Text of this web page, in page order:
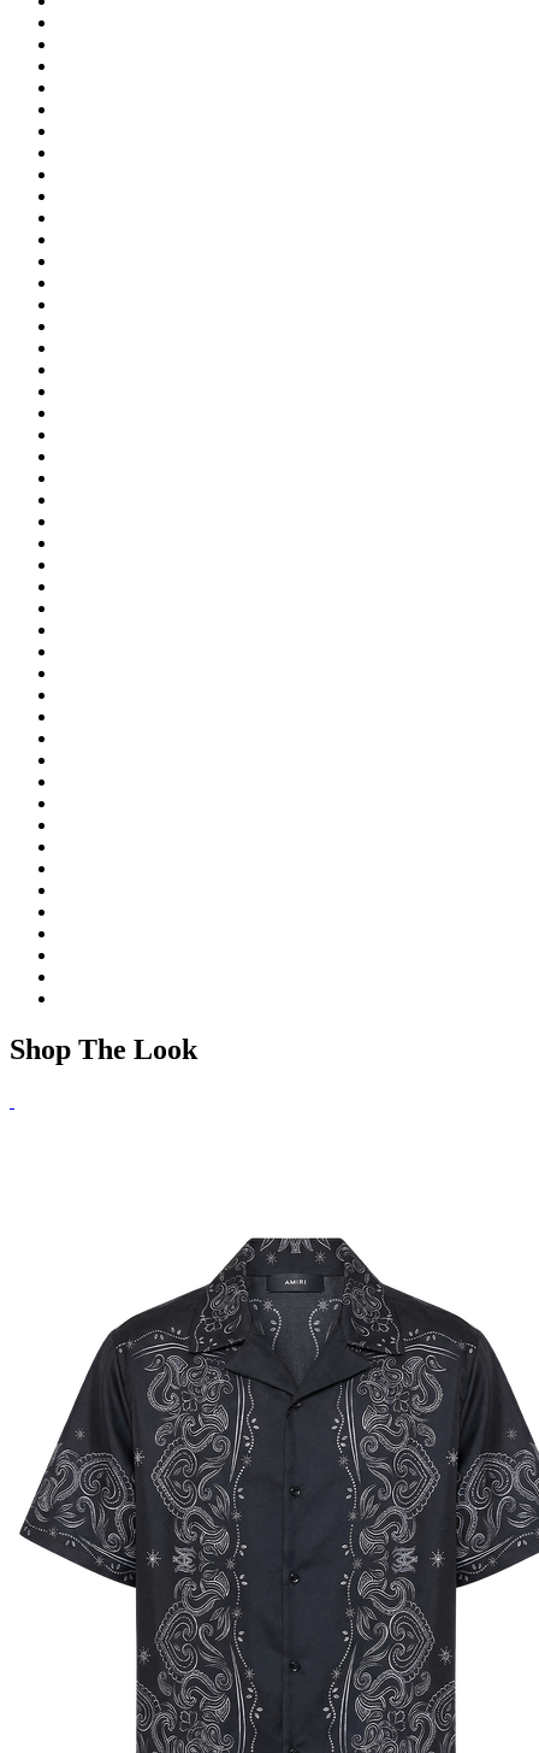
Shop The Look